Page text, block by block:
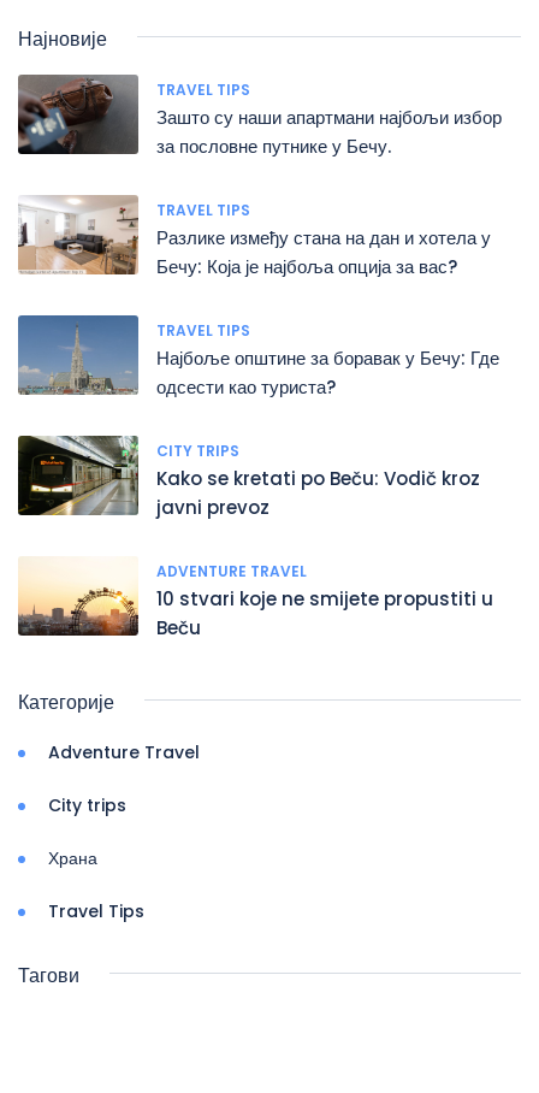
Најновије
TRAVEL TIPS
Зашто су наши апартмани најбољи избор
за пословне путнике у Бечу.
TRAVEL TIPS
Разлике између стана на дан и хотела у
Бечу: Која је најбоља опција за вас?
TRAVEL TIPS
Најбоље општине за боравак у Бечу: Где
одсести као туриста?
CITY TRIPS
Kako se kretati po Beču: Vodič kroz
javni prevoz
ADVENTURE TRAVEL
10 stvari koje ne smijete propustiti u
Beču
Категорије
Adventure Travel
City trips
Храна
Travel Tips
Тагови